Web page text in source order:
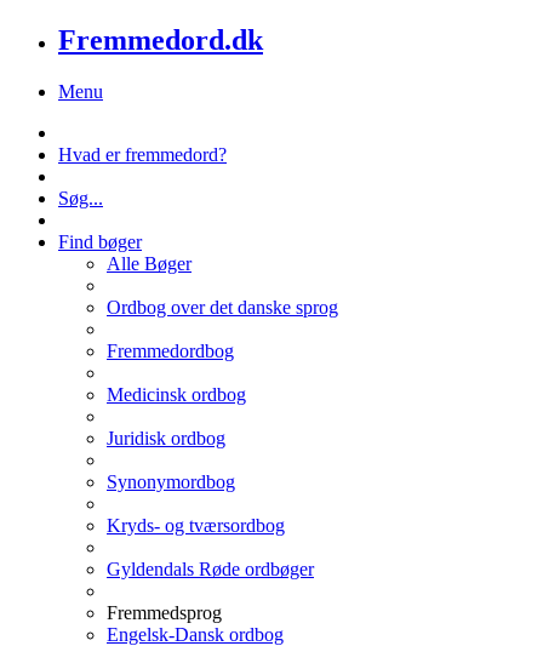
Fremmedord.dk
Menu
Hvad er fremmedord?
Søg...
Find bøger
Alle Bøger
Ordbog over det danske sprog
Fremmedordbog
Medicinsk ordbog
Juridisk ordbog
Synonymordbog
Kryds- og tværsordbog
Gyldendals Røde ordbøger
Fremmedsprog
Engelsk-Dansk ordbog